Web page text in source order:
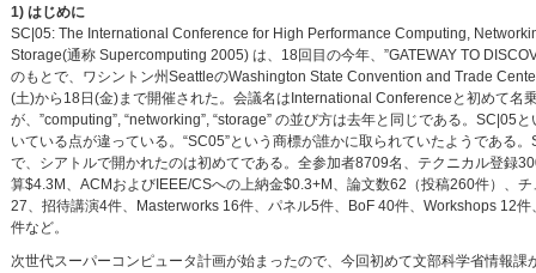
1) はじめに
SC|05: The International Conference for High Performance Computing,
Storage(通称 Supercomputing 2005) は、18回目の今年、”GATEWAY TO
のもとで、ワシントン州SeattleのWashington State Convention and Trade
(土)から18日(金)まで開催された。会議名はInternational Conferenceと初めて名
が、”computing”, “networking”, “storage” の並び方は去年と同じである。SC|05
いている点が違っている。“SC05”という商標が誰かに取られていたようである
で、シアトルで開かれたのは初めてである。全参加者8709名、テクニカル登録
算$4.3M、ACMおよびIEEE/CSへの上納金$0.3+M、論文数62（投稿260件）、チ
27、招待講演4件、Masterworks 16件、パネル5件、BoF 40件、Workshops 12件
件など。
次世代スーパーコンピュータ計画が始まったので、今回初めて文部科学省情報課